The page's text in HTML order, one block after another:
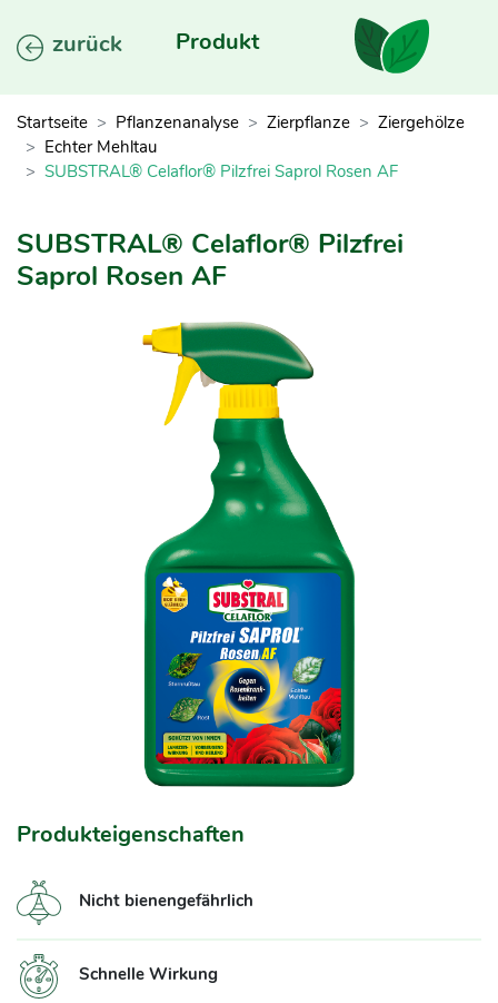
zurück Produkt
Startseite Pflanzenanalyse Zierpflanze
Ziergehölze
Echter Mehltau
SUBSTRAL® Celaflor® Pilzfrei Saprol Rosen AF
SUBSTRAL® Celaflor® Pilzfrei
Saprol Rosen AF
Produkteigenschaften
Nicht bienengefährlich
Schnelle Wirkung